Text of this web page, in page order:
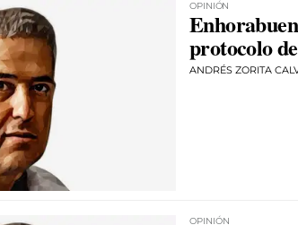
OPINIÓN
protocolo
ANDRÉS ZORITA
OPINIÓN